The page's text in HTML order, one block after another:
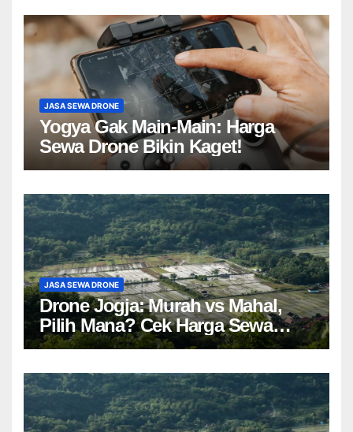
JASA SEWA DRONE
Yogya Gak Main-Main: Harga
Sewa Drone Bikin Kaget!
JASA SEWA DRONE
Drone Jogja: Murah vs Mahal,
Pilih Mana? Cek Harga Sewa
Drone Yogyakarta!